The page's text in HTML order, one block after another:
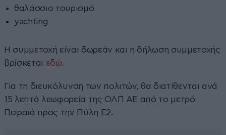
θαλάσσιο τουρισμό
yachting
Η συμμετοχή είναι δωρεάν και η δήλωση συμμετοχής
βρίσκεται εδώ.
Για τη διευκόλυνση των πολιτών, θα διατίθενται ανά
15 λεπτά λεωφορεία της ΟΛΠ ΑΕ από το μετρό
Πειραιά προς την Πύλη Ε2.